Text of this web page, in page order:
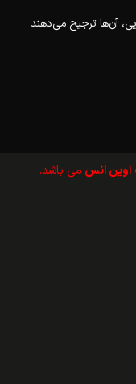
۵۹٪ از مدیران اجرایی، آن‌ها ترجیح می‌دهند
انس می باشد.